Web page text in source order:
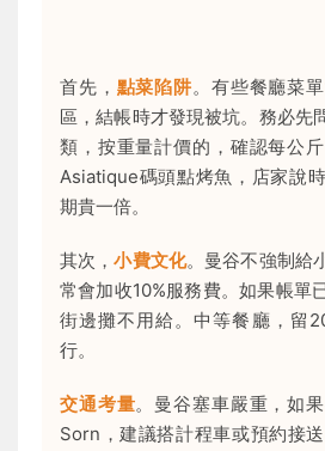
首先， 點菜陷阱。有些餐廳菜
區，結帳時才發現被坑。務必先
類，按重量計價的，確認每公
Asiatique碼頭點烤魚，店家說
期貴一倍。
其次，小費文化。曼谷不強制給
常會加收10%服務費。如果帳單
街邊攤不用給。中等餐廳，留
行。
交通考量。曼谷塞車嚴重，如
Sorn，建議搭計程車或預約接